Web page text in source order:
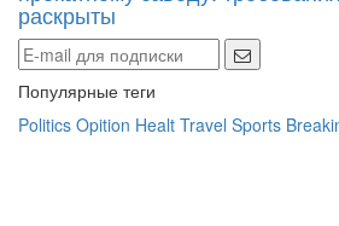
раскрыты
Популярные теги
Politics Opition Healt Travel Sports